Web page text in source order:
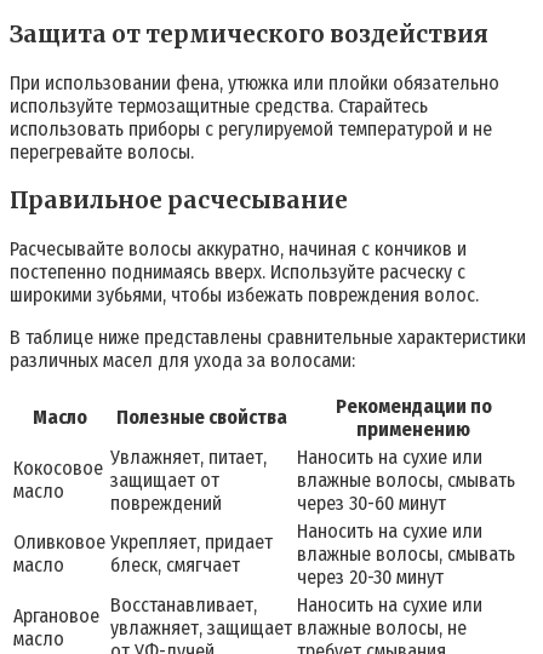
Защита от термического воздействия
При использовании фена, утюжка или плойки обязательно
используйте термозащитные средства. Старайтесь
использовать приборы с регулируемой температурой и не
перегревайте волосы.
Правильное расчесывание
Расчесывайте волосы аккуратно, начиная с кончиков и
постепенно поднимаясь вверх. Используйте расческу с
широкими зубьями, чтобы избежать повреждения волос.
В таблице ниже представлены сравнительные характеристики
различных масел для ухода за волосами:
Масло Полезные свойства
Рекомендации по
применению
Кокосовое
масло
Увлажняет, питает,
защищает от
повреждений
Наносить на сухие или
влажные волосы, смывать
через 30-60 минут
Оливковое
масло
Укрепляет, придает
блеск, смягчает
Наносить на сухие или
влажные волосы, смывать
через 20-30 минут
Аргановое
масло
Восстанавливает,
увлажняет, защищает
Наносить на сухие или
влажные волосы, не